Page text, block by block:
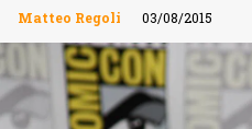
Matteo Regoli 03/08/2015